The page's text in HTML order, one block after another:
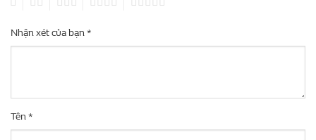
Nhận xét của bạn*
Tên*